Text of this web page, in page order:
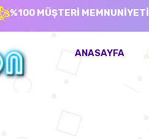
%100 MÜŞTERİ MEMNUNİYETİ
ANASAYFA